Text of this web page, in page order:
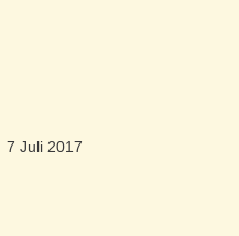
7 Juli 2017